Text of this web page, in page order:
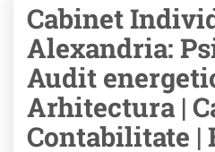
Cabinet
Alexandria:
Audit
Arhitectura |
Contabilitate |